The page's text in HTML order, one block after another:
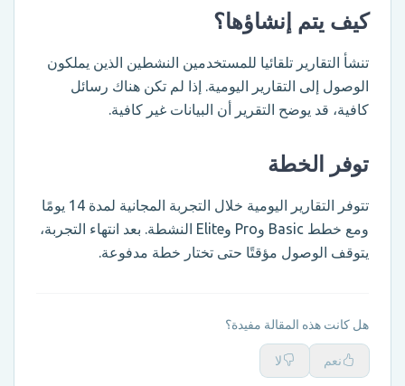
كيف يتم إنشاؤها؟
تنشأ التقارير تلقائيا للمستخدمين النشطين الذين يملكون
الوصول إلى التقارير اليومية. إذا لم تكن هناك رسائل
كافية، قد يوضح التقرير أن البيانات غير كافية.
توفر الخطة
تتوفر التقارير اليومية خلال التجربة المجانية لمدة 14 يومًا
ومع خطط Basic وPro وElite النشطة. بعد انتهاء التجربة،
يتوقف الوصول مؤقتًا حتى تختار خطة مدفوعة.
هل كانت هذه المقالة مفيدة؟
نعم لا